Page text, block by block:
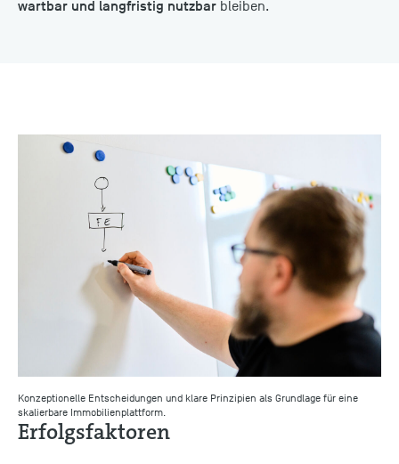
wartbar und langfristig nutzbar bleiben.
Konzeptionelle Entscheidungen und klare Prinzipien als Grundlage für eine
skalierbare Immobilienplattform.
Erfolgsfaktoren